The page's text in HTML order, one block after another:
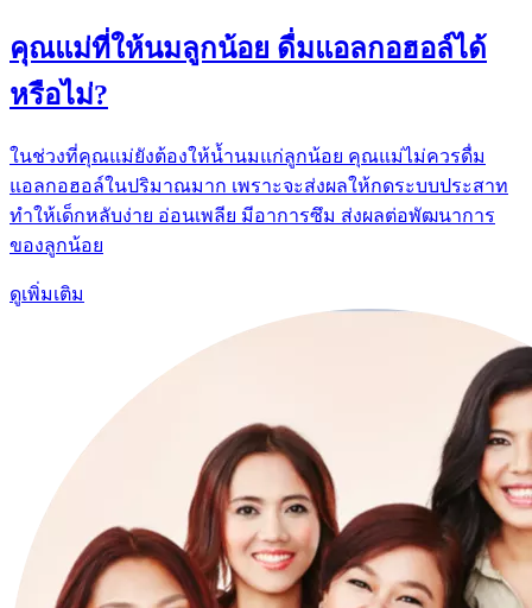
คุณแม่ที่ให้นมลูกน้อย ดื่มแอลกอฮอล์ได้
หรือไม่?
ในช่วงที่คุณแม่ยังต้องให้น้ำนมแก่ลูกน้อย คุณแม่ไม่ควรดื่ม
แอลกอฮอล์ในปริมาณมาก เพราะจะส่งผลให้กดระบบประสาท
ทำให้เด็กหลับง่าย อ่อนเพลีย มีอาการซึม ส่งผลต่อพัฒนาการ
ของลูกน้อย
ดูเพิ่มเติม